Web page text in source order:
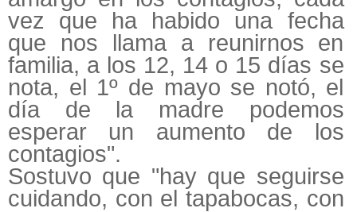
vez que ha habido una fecha
que nos llama a reunirnos en
familia, a los 12, 14 o 15 días se
nota, el 1º de mayo se notó, el
día de la madre podemos
esperar un aumento de los
contagios".
Sostuvo que "hay que seguirse
cuidando, con el tapabocas, con